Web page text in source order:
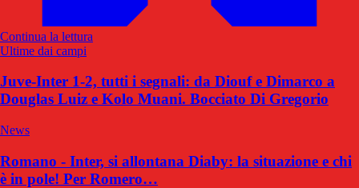
Continua la lettura
Ultime dai campi
Juve-Inter 1-2, tutti i segnali: da Diouf e Dimarco a
Douglas Luiz e Kolo Muani. Bocciato Di Gregorio
News
Romano - Inter, si allontana Diaby: la situazione e chi
è in pole! Per Romero…